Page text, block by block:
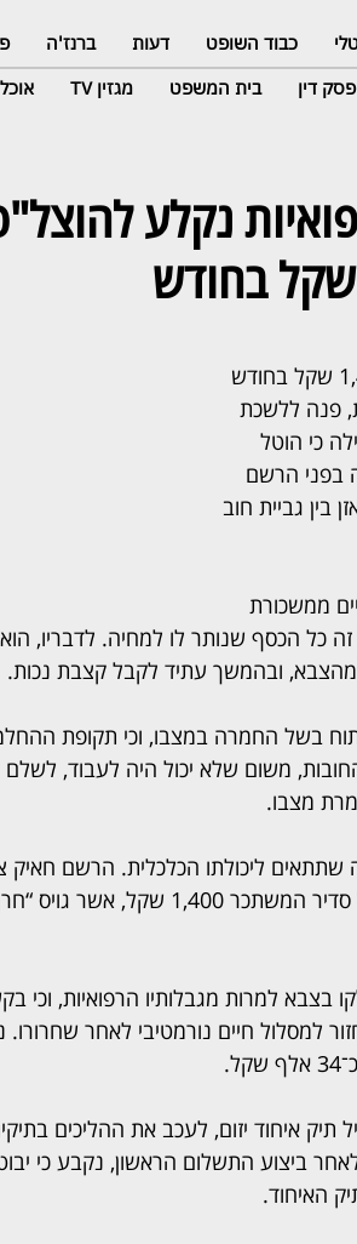
כבוד השופט דעות ברנז'ה
פסק דין בית המשפט מגזין TV אוכל
נקלע
חייל בשירות סדיר, המשתכר 1,400 שקל בחודש
פנה ללשכת
כי הוטל
בפני הרשם
בין גביית חוב
ממשכורת
בלבד, וכי זה כל הכסף שנותר לו למחיה.
מהצבא, ובהמשך עתיד לקבל קצבת נכות.
בשל החמרה במצבו, וכי תקופת
משום שלא יכול היה לעבוד, לשלם
מצבו.
ליכולתו הכלכלית. הרשם חאיק
בבקשת החייב”, ותיאר אותו כחייל
למרות מגבלותיו הרפואיות, וכי
למסלול חיים נורמטיבי לאחר
איחוד יזום, לעכב את ההליכים
בחודש. לאחר ביצוע התשלום הראשון, נקבע
האיחוד.